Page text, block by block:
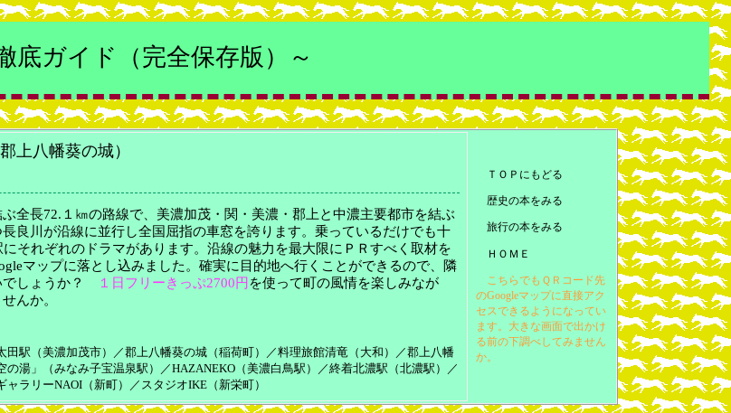
底ガイド（完全保存版）～
郡上八幡葵の城）
全長72.１㎞の路線で、美濃加茂・関・美濃・郡上と中濃主要都市を結ぶ
良川が沿線に並行し全国屈指の車窓を誇ります。乗っているだけでも十
それぞれのドラマがあります。沿線の魅力を最大限にＰＲすべく取材を
マップに落とし込みました。確実に目的地へ行くことができるので、隣
でしょうか？
１日フリーきっぷ2700円 を使って町の風情を楽しみなが
んか。
駅（美濃加茂市）／郡上八幡葵の城（稲荷町）／料理旅館清竜（大和）／郡上八幡
湯」（みなみ子宝温泉駅）／HAZANEKO（美濃白鳥駅）／終着北濃駅（北濃駅）／
ラリーNAOI（新町）／スタジオIKE（新栄町）
ＴＯＰにもどる
歴史の本をみる
旅行の本をみる
ＨＯＭＥ
こちらでもＱＲコード先
のGoogleマップに直接アク
セスできるようになってい
ます。大きな画面で出かけ
る前の下調べしてみません
か。